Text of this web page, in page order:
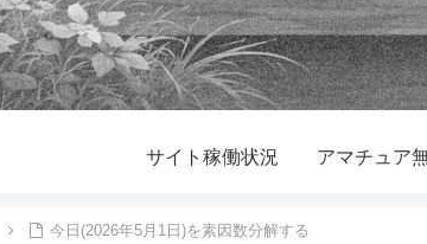
サイト稼働状況
今日(2026年5月1日)を素因数分解する